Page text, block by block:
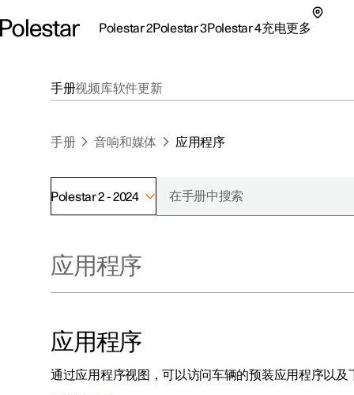
Polestar 2Polestar 3Polestar 4充电更多
探索Polestar 2
联系我们
极星官方二手车
探索Polestar 3
联系我们
探索Polestar 4
探索充电
公共充电
家庭充电
车主服务
新闻
手册视频库软件更新
手册 音响和媒体 应用程序
Polestar 2 - 2024
应用程序
应用程序
通过应用程序视图，可以访问车辆的预装应用程序以及